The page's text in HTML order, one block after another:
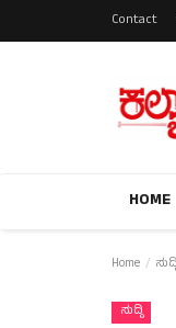
Contact
HOME
Home
ಸುದ್ದಿ